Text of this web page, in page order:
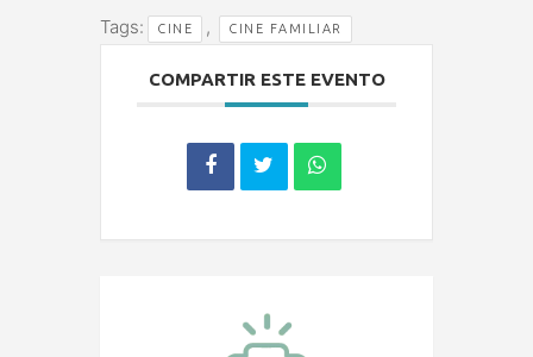
Tags: CINE , CINE FAMILIAR
COMPARTIR ESTE EVENTO